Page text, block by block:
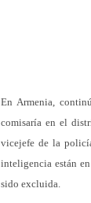
En Armenia,
comisaría en el
vicejefe de la
inteligencia están
sido excluida.